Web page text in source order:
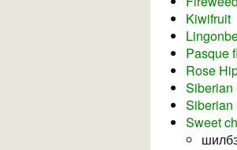
Kiwifruit
Pasque
Rose
Siberian
Siberian
Sweet